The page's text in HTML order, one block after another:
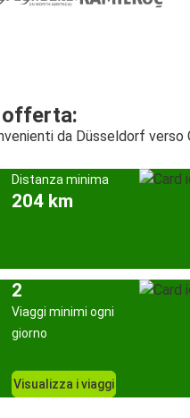
offerta:
da Düsseldorf verso
Distanza minima
204 km
2
Viaggi minimi ogni
giorno
Visualizza i viaggi